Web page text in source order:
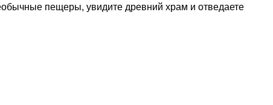
пещеры, увидите древний храм и отведаете